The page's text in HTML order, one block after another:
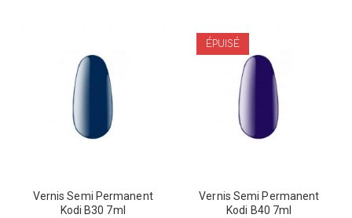
Vernis Semi Permanent
Kodi B30 7ml
ÉPUISÉ
Vernis Semi Permanent
Kodi B40 7ml